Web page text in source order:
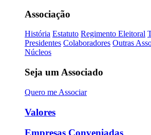
Associação
História Estatuto Regimento Eleitoral
Presidentes Colaboradores Outras
Núcleos
Seja um Associado
Quero me Associar
Valores